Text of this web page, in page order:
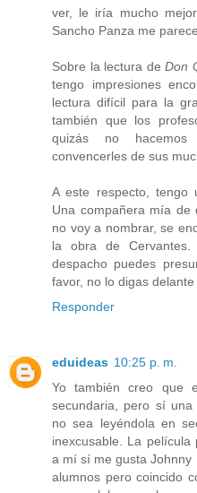
ver, le iría mucho
Sancho Panza me
Sobre la lectura de Don
tengo impresiones
lectura difícil para la
también que los
quizás no
convencerles de sus
A este respecto, tengo
Una compañera mía de
no voy a nombrar, se
la obra de
despacho puedes
favor, no lo digas delante
Responder
eduideas 10:25 p. m.
Yo también creo que
secundaria, pero sí
no sea leyéndola en
inexcusable. La película
a mí sí me gusta Johnny
alumnos pero coincido